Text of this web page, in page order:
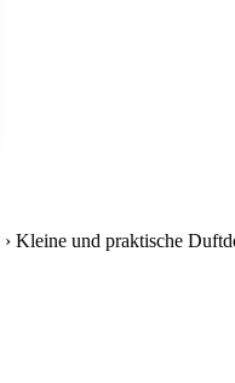
Kleine und praktische